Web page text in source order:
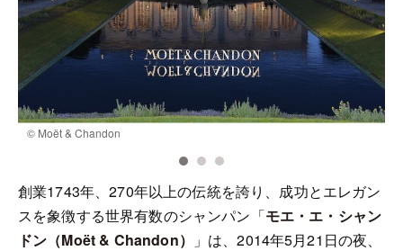
© Moët & Chandon
創業1743年、270年以上の伝統を誇り、成功とエレガン
スを象徴する世界有数のシャンパン「モエ・エ・シャン
ドン（Moët & Chandon）
」は、2014年5月21日の夜、